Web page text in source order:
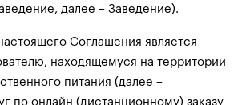
далее – Заведение).
Соглашения является
находящемуся на территории
питания (далее –
по онлайн (дистанционному) заказу